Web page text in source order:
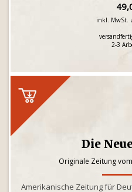
inkl. MwSt.
2-3
Die
Originale Zeitung
Amerikanische Zeitung für